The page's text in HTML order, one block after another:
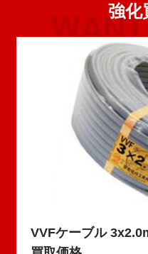
強化
VVFケーブル